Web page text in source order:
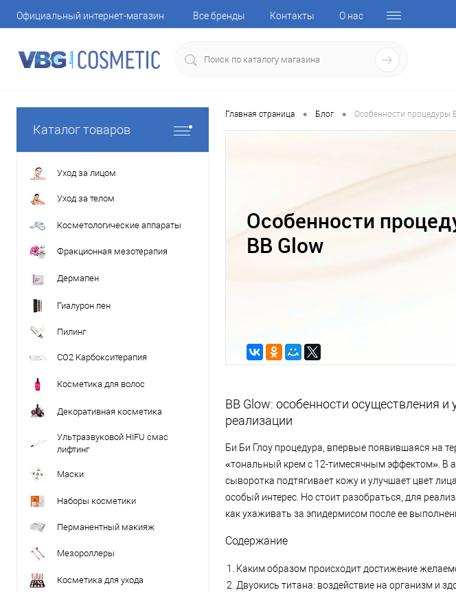
Официальный интернет-магазин Все бренды Контакты О нас
Каталог товаров
Уход за лицом
Уход за телом
Косметологические аппараты
Фракционная мезотерапия
Дермапен
Гиалурон пен
Пилинг
CO2 Карбокситерапия
Косметика для волос
Декоративная косметика
Ультразвуковой HIFU смас
лифтинг
Маски
Наборы косметики
Перманентный макияж
Мезороллеры
Косметика для ухода
Главная страница • Блог • Особенности процедуры
Особенности
BB Glow
BB Glow: особенности осуществления
реализации
Би Би Глоу процедура, впервые появившаяся на
«тональный крем с 12-тимесячным эффектом». В
сыворотка подтягивает кожу и улучшает цвет
особый интерес. Но стоит разобраться, для
как ухаживать за эпидермисом после ее
Содержание
Каким образом происходит достижение
Двуокись титана: воздействие на организм и